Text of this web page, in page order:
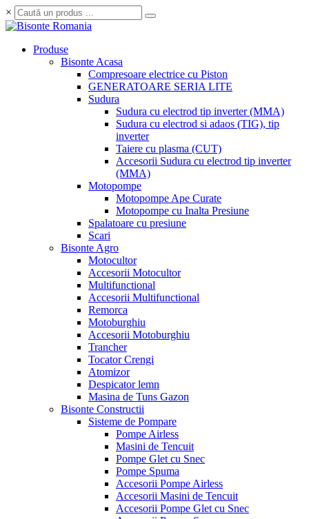
×
Produse
Bisonte Acasa
Compresoare electrice cu Piston
GENERATOARE SERIA LITE
Sudura
Sudura cu electrod tip inverter (MMA)
Sudura cu electrod si adaos (TIG), tip
inverter
Taiere cu plasma (CUT)
Accesorii Sudura cu electrod tip inverter
(MMA)
Motopompe
Motopompe Ape Curate
Motopompe cu Inalta Presiune
Spalatoare cu presiune
Scari
Bisonte Agro
Motocultor
Accesorii Motocultor
Multifunctional
Accesorii Multifunctional
Remorca
Motoburghiu
Accesorii Motoburghiu
Trancher
Tocator Crengi
Atomizor
Despicator lemn
Masina de Tuns Gazon
Bisonte Constructii
Sisteme de Pompare
Pompe Airless
Masini de Tencuit
Pompe Glet cu Snec
Pompe Spuma
Accesorii Pompe Airless
Accesorii Masini de Tencuit
Accesorii Pompe Glet cu Snec